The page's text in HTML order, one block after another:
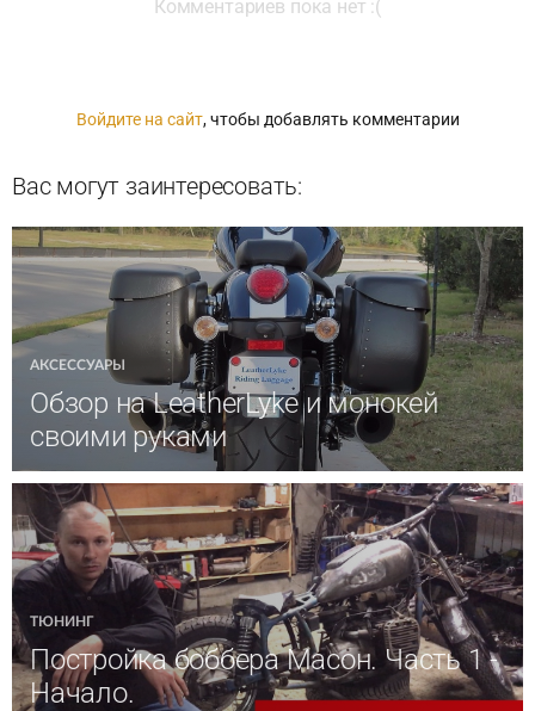
Комментариев пока нет :(
Войдите на сайт, чтобы добавлять комментарии
Вас могут заинтересовать:
АКСЕССУАРЫ
Обзор на LeatherLyke и монокей
своими руками
ТЮНИНГ
Постройка боббера Масон. Часть 1 -
Начало.